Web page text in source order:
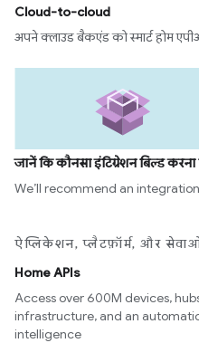
Cloud-to-cloud
अपने क्लाउड बैकएंड को स्मार्ट होम
जानें कि कौनसा इंटिग्रेशन बिल्ड करना
We’ll recommend an
ऐप्लिकेशन, प्लैटफ़ॉर्म, और
Home APIs
Access over 600M devices,
infrastructure, and an
intelligence